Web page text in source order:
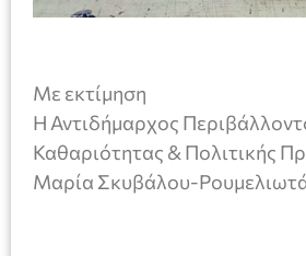
Με εκτίμηση
H Αντιδήμαρχος
Καθαριότητας & Πολιτικής
Μαρία Σκυβάλου-